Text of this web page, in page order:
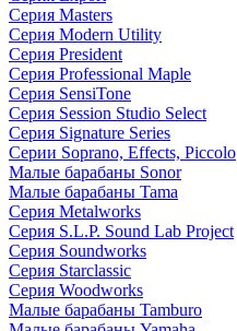
Серия Masters
Серия Modern Utility
Серия President
Серия Professional Maple
Серия SensiTone
Серия Session Studio Select
Серия Signature Series
Серии Soprano, Effects, Piccolo
Малые барабаны Sonor
Малые барабаны Tama
Серия Metalworks
Серия S.L.P. Sound Lab Project
Серия Soundworks
Серия Starclassic
Серия Woodworks
Малые барабаны Tamburo